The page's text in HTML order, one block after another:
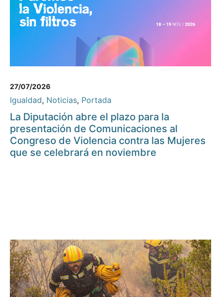
27/07/2026
Igualdad, Noticias, Portada
La Diputación abre el plazo para la
presentación de Comunicaciones al
Congreso de Violencia contra las Mujeres
que se celebrará en noviembre